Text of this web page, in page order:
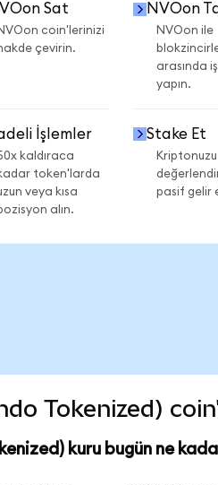
Sat
coin'lerinizi
çevirin.
NVOon
NVOon ile
arasında
yapın.
İşlemler
kaldıraca
token'larda
veya kısa
alın.
Stake Et
Kriptonuzu
pasif gelir
Tokenized)
kuru bugün ne